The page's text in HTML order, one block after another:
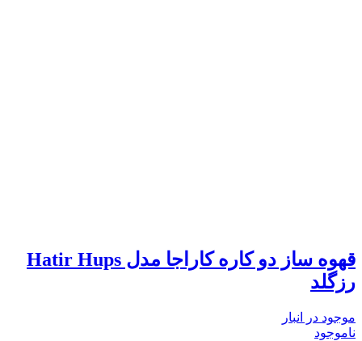
قهوه ساز دو کاره کاراجا مدل Hatir Hups
رزگلد
موجود در انبار
ناموجود